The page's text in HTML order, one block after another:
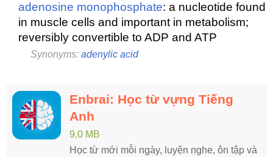
adenosine monophosphate: a nucleotide found
in muscle cells and important in metabolism;
reversibly convertible to ADP and ATP
Synonyms: adenylic acid
Enbrai: Học từ vựng Tiếng
Anh
9,0 MB
Học từ mới mỗi ngày, luyện nghe, ôn tập và